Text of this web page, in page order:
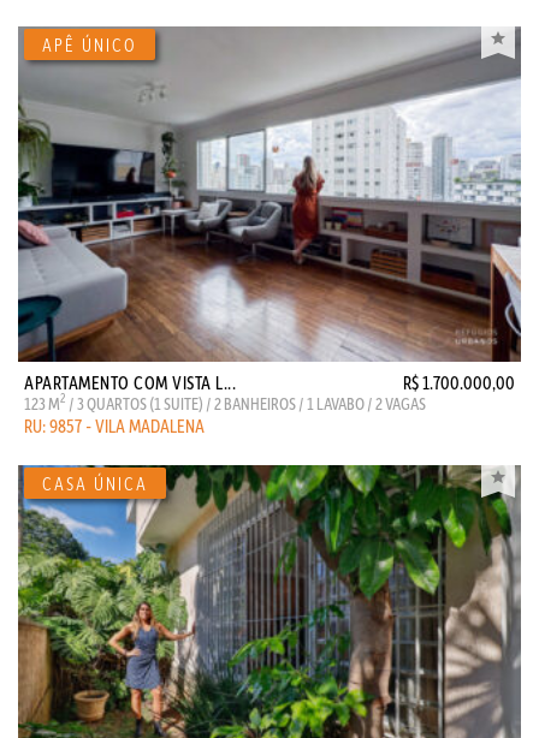
APARTAMENTO COM VISTA L... R$ 1.700.000,00
123 M2 / 3 QUARTOS (1 SUITE) / 2 BANHEIROS / 1 LAVABO / 2 VAGAS
RU: 9857 - VILA MADALENA